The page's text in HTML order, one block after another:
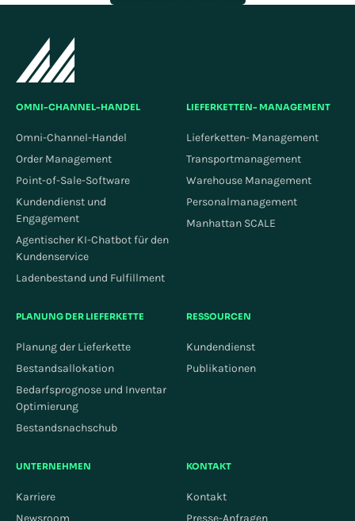
OMNI-CHANNEL-HANDEL
Omni-Channel-Handel
Order Management
Point-of-Sale-Software
Kundendienst und
Engagement
Agentischer KI-Chatbot für den
Kundenservice
Ladenbestand und Fulfillment
LIEFERKETTEN- MANAGEMENT
Lieferketten- Management
Transportmanagement
Warehouse Management
Personalmanagement
Manhattan SCALE
PLANUNG DER LIEFERKETTE
Planung der Lieferkette
Bestandsallokation
Bedarfsprognose und Inventar
Optimierung
Bestandsnachschub
RESSOURCEN
Kundendienst
Publikationen
UNTERNEHMEN
Karriere
Newsroom
KONTAKT
Kontakt
Presse-Anfragen